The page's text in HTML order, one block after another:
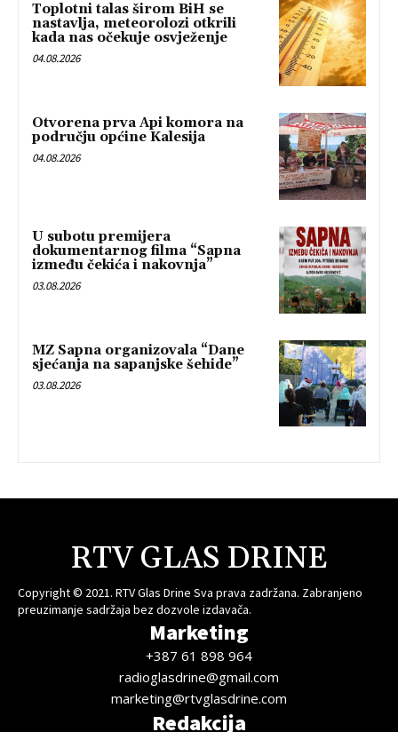
Toplotni talas širom BiH se
nastavlja, meteorolozi otkrili
kada nas očekuje osvježenje
04.08.2026
Otvorena prva Api komora na
području općine Kalesija
04.08.2026
U subotu premijera
dokumentarnog filma “Sapna
između čekića i nakovnja”
03.08.2026
MZ Sapna organizovala “Dane
sjećanja na sapanjske šehide”
03.08.2026
RTV GLAS DRINE
Copyright © 2021. RTV Glas Drine Sva prava zadržana. Zabranjeno
preuzimanje sadržaja bez dozvole izdavača.
Marketing
+387 61 898 964
radioglasdrine@gmail.com
marketing@rtvglasdrine.com
Redakcija